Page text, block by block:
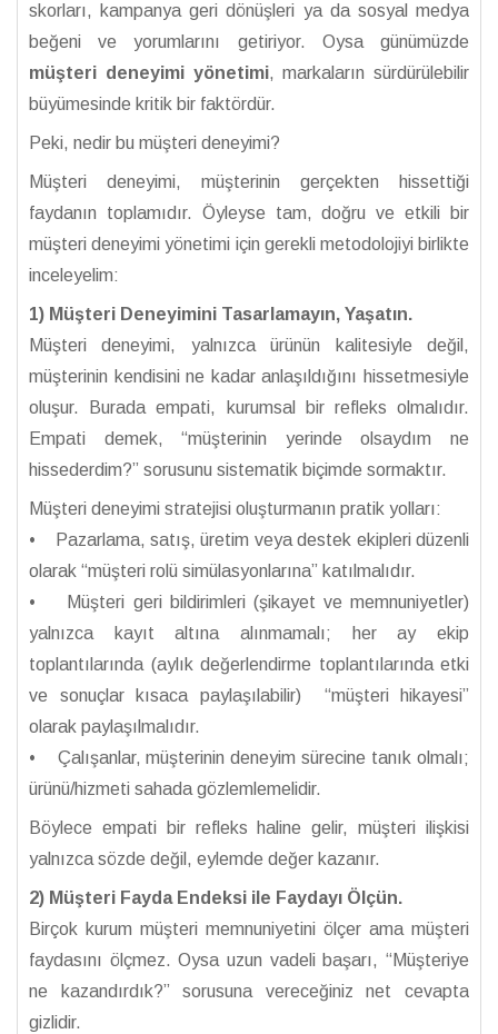
skorları, kampanya geri dönüşleri ya da sosyal medya
beğeni ve yorumlarını getiriyor. Oysa günümüzde
müşteri deneyimi yönetimi, markaların sürdürülebilir
büyümesinde kritik bir faktördür.
Peki, nedir bu müşteri deneyimi?
Müşteri deneyimi, müşterinin gerçekten hissettiği
faydanın toplamıdır. Öyleyse tam, doğru ve etkili bir
müşteri deneyimi yönetimi için gerekli metodolojiyi birlikte
inceleyelim:
1) Müşteri Deneyimini Tasarlamayın, Yaşatın.
Müşteri deneyimi, yalnızca ürünün kalitesiyle değil,
müşterinin kendisini ne kadar anlaşıldığını hissetmesiyle
oluşur. Burada empati, kurumsal bir refleks olmalıdır.
Empati demek, “müşterinin yerinde olsaydım ne
hissederdim?” sorusunu sistematik biçimde sormaktır.
Müşteri deneyimi stratejisi oluşturmanın pratik yolları:
• Pazarlama, satış, üretim veya destek ekipleri düzenli
olarak “müşteri rolü simülasyonlarına” katılmalıdır.
• Müşteri geri bildirimleri (şikayet ve memnuniyetler)
yalnızca kayıt altına alınmamalı; her ay ekip
toplantılarında (aylık değerlendirme toplantılarında etki
ve sonuçlar kısaca paylaşılabilir) “müşteri hikayesi”
olarak paylaşılmalıdır.
• Çalışanlar, müşterinin deneyim sürecine tanık olmalı;
ürünü/hizmeti sahada gözlemlemelidir.
Böylece empati bir refleks haline gelir, müşteri ilişkisi
yalnızca sözde değil, eylemde değer kazanır.
2) Müşteri Fayda Endeksi ile Faydayı Ölçün.
Birçok kurum müşteri memnuniyetini ölçer ama müşteri
faydasını ölçmez. Oysa uzun vadeli başarı, “Müşteriye
ne kazandırdık?” sorusuna vereceğiniz net cevapta
gizlidir.